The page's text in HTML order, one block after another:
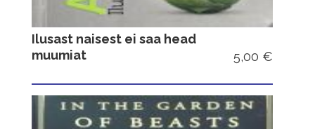
Ilusast naisest ei saa head
muumiat
5,00 €